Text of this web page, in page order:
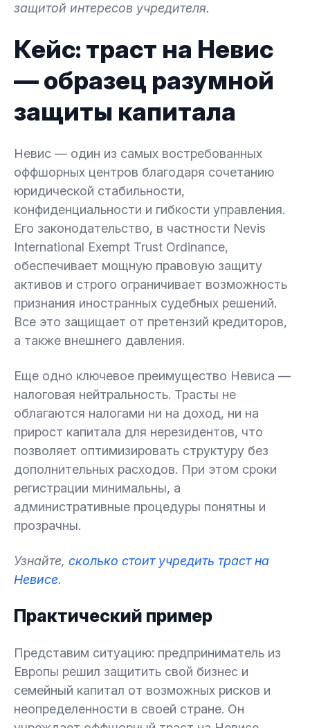
защитой интересов учредителя.
Кейс: траст на Невис
— образец разумной
защиты капитала
Невис — один из самых востребованных
оффшорных центров благодаря сочетанию
юридической стабильности,
конфиденциальности и гибкости управления.
Его законодательство, в частности Nevis
International Exempt Trust Ordinance,
обеспечивает мощную правовую защиту
активов и строго ограничивает возможность
признания иностранных судебных решений.
Все это защищает от претензий кредиторов,
а также внешнего давления.
Еще одно ключевое преимущество Невиса —
налоговая нейтральность. Трасты не
облагаются налогами ни на доход, ни на
прирост капитала для нерезидентов, что
позволяет оптимизировать структуру без
дополнительных расходов. При этом сроки
регистрации минимальны, а
административные процедуры понятны и
прозрачны.
Узнайте, сколько стоит учредить траст на
Невисе.
Практический пример
Представим ситуацию: предприниматель из
Европы решил защитить свой бизнес и
семейный капитал от возможных рисков и
неопределенности в своей стране. Он